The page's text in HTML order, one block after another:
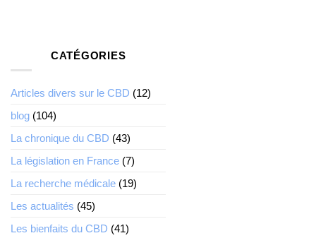
CATÉGORIES
Articles divers sur le CBD (12)
blog (104)
La chronique du CBD (43)
La législation en France (7)
La recherche médicale (19)
Les actualités (45)
Les bienfaits du CBD (41)